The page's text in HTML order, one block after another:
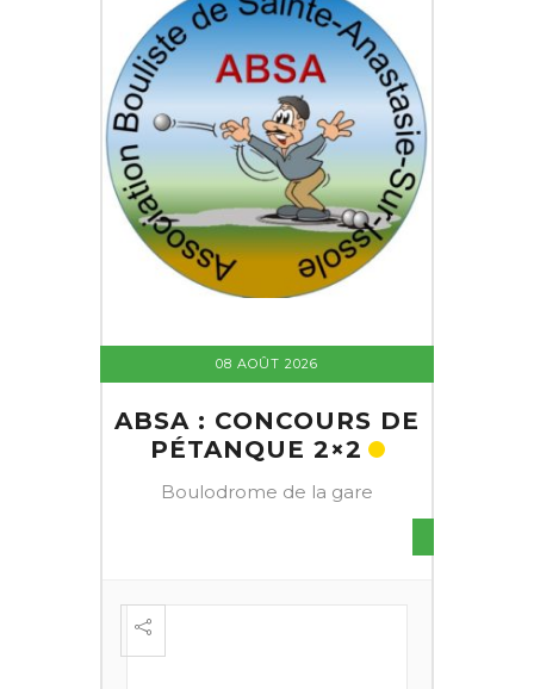
08 AOÛT 2026
ABSA : CONCOURS DE
PÉTANQUE 2×2
Boulodrome de la gare